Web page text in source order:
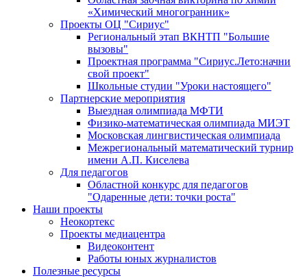
«Химический многогранник»
Проекты ОЦ "Сириус"
Региональный этап ВКНТП "Большие
вызовы"
Проектная программа "Сириус.Лето:начни
свой проект"
Школьные студии "Уроки настоящего"
Партнерские мероприятия
Выездная олимпиада МФТИ
Физико-математическая олимпиада МИЭТ
Московская лингвистическая олимпиада
Межрегиональный математический турнир
имени А.П. Киселева
Для педагогов
Областной конкурс для педагогов
"Одаренные дети: точки роста"
Наши проекты
Неокортекс
Проекты медиацентра
Видеоконтент
Работы юных журналистов
Полезные ресурсы